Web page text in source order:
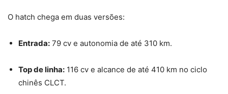
O hatch chega em duas versões:
Entrada: 79 cv e autonomia de até 310 km.
Top de linha: 116 cv e alcance de até 410 km no ciclo
chinês CLCT.